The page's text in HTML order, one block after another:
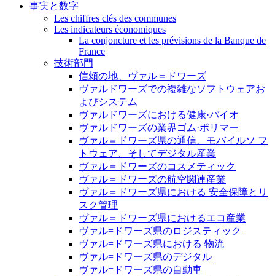
事実と数字
Les chiffres clés des communes
Les indicateurs économiques
La conjoncture et les prévisions de la Banque de
France
技術部門
信頼の地、ヴァル＝ドワーズ
ヴァルドワーズでの複雑なソフトウェアお
よびシステム
ヴァルドワーズにおける健康·バイオ
ヴァルドワーズの業界ゴム·ポリマー
ヴァル＝ドワーズ県の通信、モバイルソ フ
トウェア、そしてデジタル産業
ヴァル＝ドワーズのコスメティック
ヴァル＝ドワーズの航空関連産業
ヴァル＝ドワーズ県における 安全保障とリ
スク管理
ヴァル＝ドワーズ県におけるエコ産業
ヴァル=ドワーズ県のロジスティック
ヴァル=ドワーズ県における 物流
ヴァル=ドワーズ県のデジタル
ヴァル=ドワーズ県の自動車